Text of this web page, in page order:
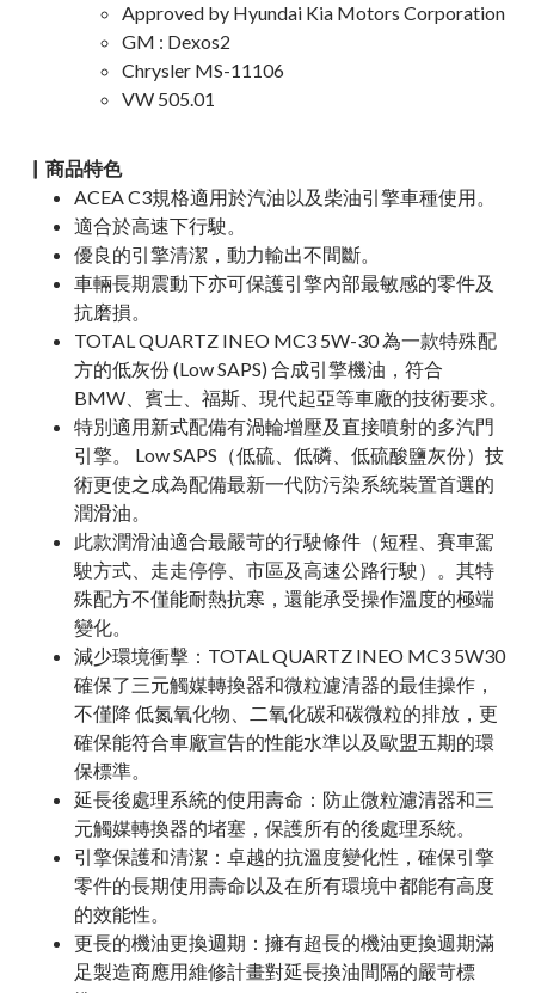
Approved by Hyundai Kia Motors Corporation
GM : Dexos2
Chrysler MS-11106
VW 505.01
▏商品特色
ACEA C3規格適用於汽油以及柴油引擎車種使用。
適合於高速下行駛。
優良的引擎清潔，動力輸出不間斷。
車輛長期震動下亦可保護引擎內部最敏感的零件及
抗磨損。
TOTAL QUARTZ INEO MC3 5W-30 為一款特殊配
方的低灰份 (Low SAPS) 合成引擎機油，符合
BMW、賓士、福斯、現代起亞等車廠的技術要求。
特別適用新式配備有渦輪增壓及直接噴射的多汽門
引擎。 Low SAPS（低硫、低磷、低硫酸鹽灰份）技
術更使之成為配備最新一代防污染系統裝置首選的
潤滑油。
此款潤滑油適合最嚴苛的行駛條件（短程、賽車駕
駛方式、走走停停、市區及高速公路行駛）。其特
殊配方不僅能耐熱抗寒，還能承受操作溫度的極端
變化。
減少環境衝擊：TOTAL QUARTZ INEO MC3 5W30
確保了三元觸媒轉換器和微粒濾清器的最佳操作，
不僅降 低氮氧化物、二氧化碳和碳微粒的排放， 更
確保能符合車廠宣告的性能水準以及歐盟五期的環
保標準。
延長後處理系統的使用壽命：防止微粒濾清器和三
元觸媒轉換器的堵塞，保護所有的後處理系統。
引擎保護和清潔：卓越的抗溫度變化性，確保引擎
零件的長期使用壽命以及在所有環境中都能有高度
的效能性。
更長的機油更換週期：擁有超長的機油更換週期滿
足製造商應用維修計畫對延長換油間隔的嚴苛標